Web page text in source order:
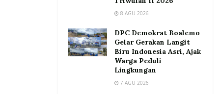
8 AGU 2026
DPC Demokrat Boalemo
Gelar Gerakan Langit
Biru Indonesia Asri, Ajak
Warga Peduli
Lingkungan
7 AGU 2026